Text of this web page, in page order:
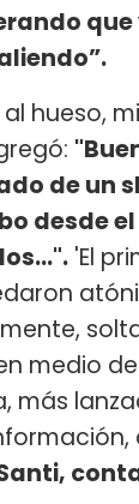
hueso,
de un
desde
'El
medio
más